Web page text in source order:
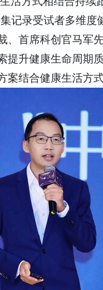
记录受试者多维度
、首席科创官马军
提升健康生命周期
案结合健康生活方